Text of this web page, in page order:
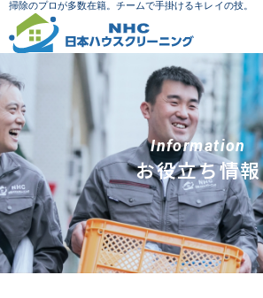
Information
お役立ち情報